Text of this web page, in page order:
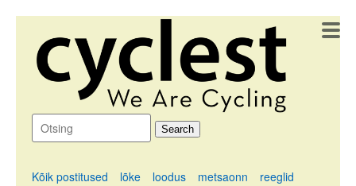
Kõik postitused lõke loodus metsaonn
reeglid